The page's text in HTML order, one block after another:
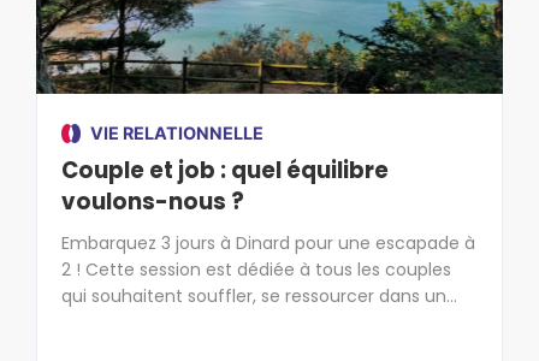
VIE RELATIONNELLE
Couple et job : quel équilibre
voulons-nous ?
Embarquez 3 jours à Dinard pour une escapade à
2 ! Cette session est dédiée à tous les couples
qui souhaitent souffler, se ressourcer dans un